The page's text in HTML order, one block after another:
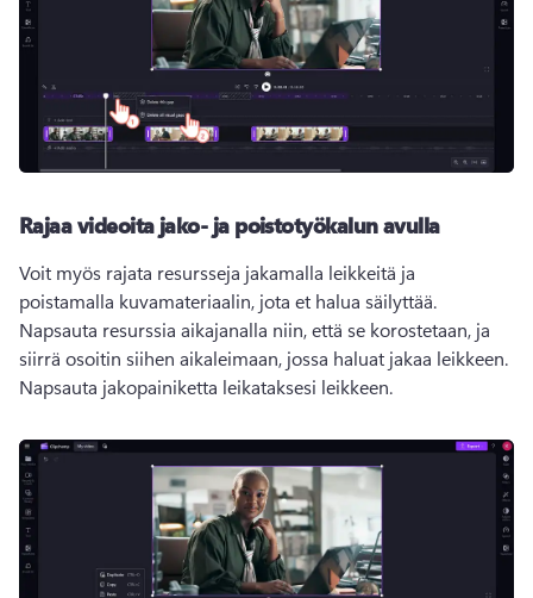
Rajaa videoita jako- ja poistotyökalun avulla
Voit myös rajata resursseja jakamalla leikkeitä ja
Napsauta resurssia aikajanalla niin, että se korostetaan, ja
Napsauta jakopainiketta leikataksesi leikkeen.